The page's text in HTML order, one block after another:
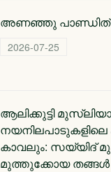
അണഞ്ഞു
2026-07-25
ആലിക്കുട്ടി
കാവലും: സയ്യിദ്
മുത്തുക്കോയ തങ്ങൾ